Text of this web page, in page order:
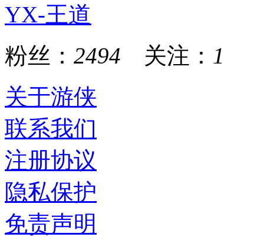
YX-王道
粉丝： 2494 关注： 1
关于游侠
联系我们
注册协议
隐私保护
免责声明